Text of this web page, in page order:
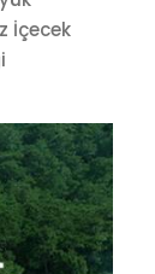
İçecek